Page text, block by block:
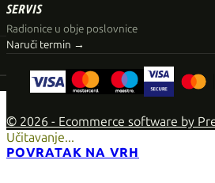
SERVIS
Radionice u obje poslovnice
Naruči termin →
© 2026 - Ecommerce software by
Učitavanje...
POVRATAK NA VRH